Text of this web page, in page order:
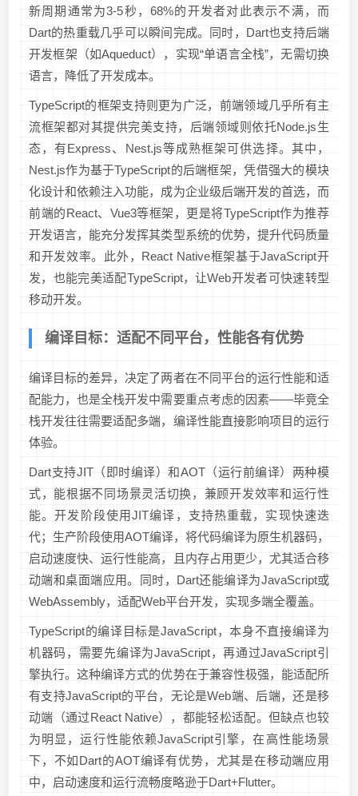
新周期通常为3-5秒，68%的开发者对此表示不满，而
Dart的热重载几乎可以瞬间完成。同时，Dart也支持后端
开发框架（如Aqueduct），实现“单语言全栈”，无需切换
语言，降低了开发成本。
TypeScript的框架支持则更为广泛，前端领域几乎所有主
流框架都对其提供完美支持，后端领域则依托Node.js生
态，有Express、Nest.js等成熟框架可供选择。其中，
Nest.js作为基于TypeScript的后端框架，凭借强大的模块
化设计和依赖注入功能，成为企业级后端开发的首选，而
前端的React、Vue3等框架，更是将TypeScript作为推荐
开发语言，能充分发挥其类型系统的优势，提升代码质量
和开发效率。此外，React Native框架基于JavaScript开
发，也能完美适配TypeScript，让Web开发者可快速转型
移动开发。
编译目标：适配不同平台，性能各有优势
编译目标的差异，决定了两者在不同平台的运行性能和适
配能力，也是全栈开发中需要重点考虑的因素——毕竟全
栈开发往往需要适配多端，编译性能直接影响项目的运行
体验。
Dart支持JIT（即时编译）和AOT（运行前编译）两种模
式，能根据不同场景灵活切换，兼顾开发效率和运行性
能。开发阶段使用JIT编译，支持热重载，实现快速迭
代；生产阶段使用AOT编译，将代码编译为原生机器码，
启动速度快、运行性能高，且内存占用更少，尤其适合移
动端和桌面端应用。同时，Dart还能编译为JavaScript或
WebAssembly，适配Web平台开发，实现多端全覆盖。
TypeScript的编译目标是JavaScript，本身不直接编译为
机器码，需要先编译为JavaScript，再通过JavaScript引
擎执行。这种编译方式的优势在于兼容性极强，能适配所
有支持JavaScript的平台，无论是Web端、后端，还是移
动端（通过React Native），都能轻松适配。但缺点也较
为明显，运行性能依赖JavaScript引擎，在高性能场景
下，不如Dart的AOT编译有优势，尤其是在移动端应用
中，启动速度和运行流畅度略逊于Dart+Flutter。